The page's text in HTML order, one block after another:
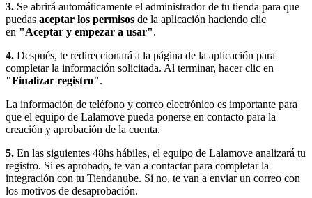
3. Se abrirá automáticamente el administrador de tu tienda para que
puedas aceptar los permisos de la aplicación haciendo clic
en "Aceptar y empezar a usar".
4. Después, te redireccionará a la página de la aplicación para
completar la información solicitada. Al terminar, hacer clic en
"Finalizar registro".
La información de teléfono y correo electrónico es importante para
que el equipo de Lalamove pueda ponerse en contacto para la
creación y aprobación de la cuenta.
5. En las siguientes 48hs hábiles, el equipo de Lalamove analizará tu
registro. Si es aprobado, te van a contactar para completar la
integración con tu Tiendanube. Si no, te van a enviar un correo con
los motivos de desaprobación.